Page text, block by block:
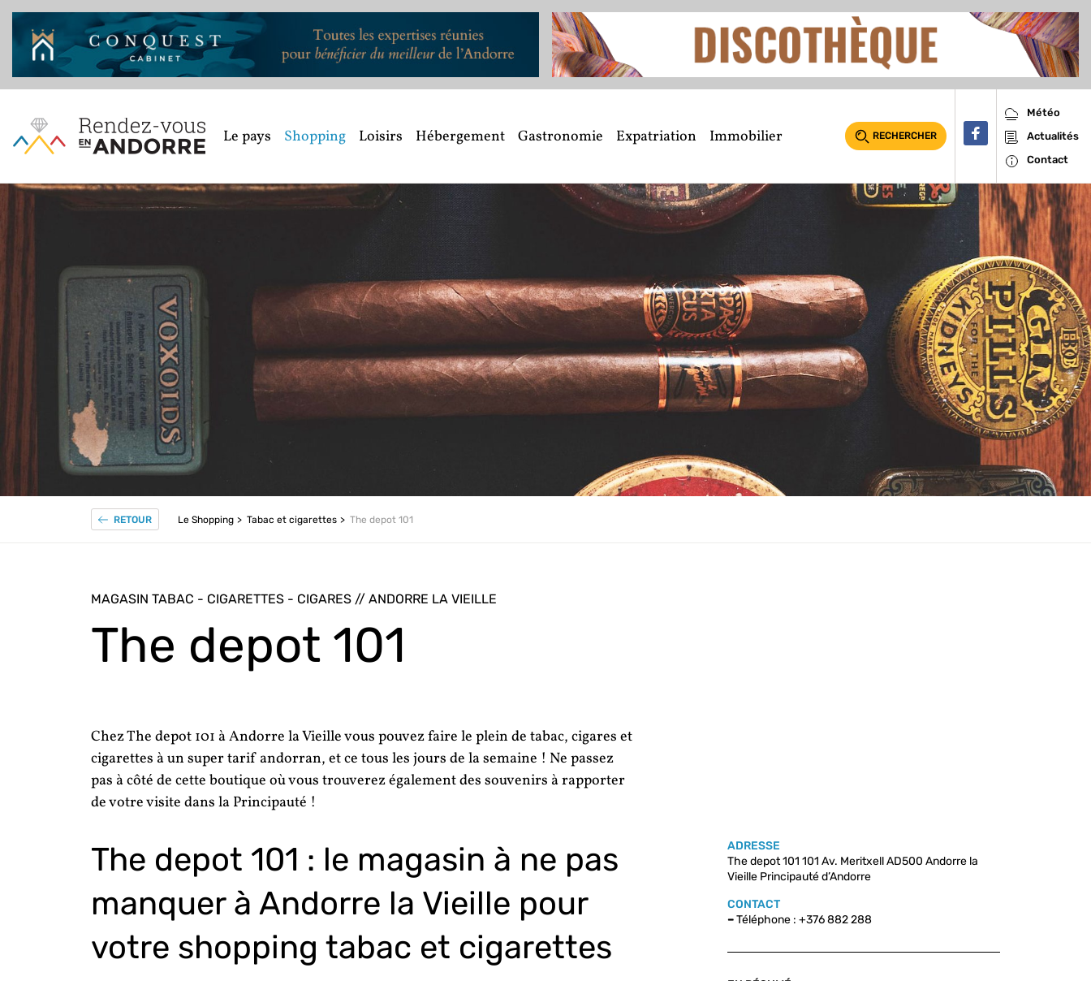
Le pays Shopping Loisirs Hébergement Gastronomie Expatriation Immobilier RECHERCHER
Météo
Actualités
Contact
RETOUR Le Shopping Tabac et cigarettes The depot 101
MAGASIN TABAC - CIGARETTES - CIGARES // ANDORRE LA VIEILLE
The depot 101
Chez The depot 101 à Andorre la Vieille vous pouvez faire le plein de tabac, cigares et
cigarettes à un super tarif andorran, et ce tous les jours de la semaine ! Ne passez
pas à côté de cette boutique où vous trouverez également des souvenirs à rapporter
de votre visite dans la Principauté !
The depot 101 : le magasin à ne pas
manquer à Andorre la Vieille pour
votre shopping tabac et cigarettes
ADRESSE
The depot 101 101 Av. Meritxell AD500 Andorre la
Vieille Principauté d’Andorre
CONTACT
–Téléphone : +376 882 288